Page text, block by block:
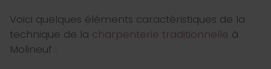
Voici quelques éléments caractéristiques de la
technique de la charpenterie traditionnelle à
Molineuf :